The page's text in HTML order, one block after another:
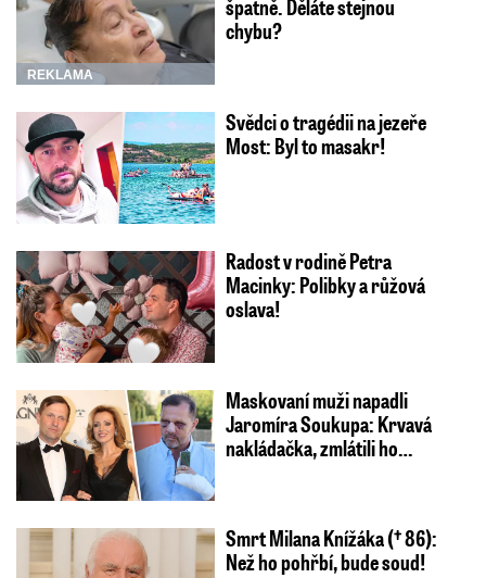
REKLAMA
špatně. Děláte stejnou
chybu?
Svědci o tragédii na jezeře
Most: Byl to masakr!
Radost v rodině Petra
Macinky: Polibky a růžová
oslava!
Maskovaní muži napadli
Jaromíra Soukupa: Krvavá
nakládačka, zmlátili ho…
Smrt Milana Knížáka († 86):
Než ho pohřbí, bude soud!